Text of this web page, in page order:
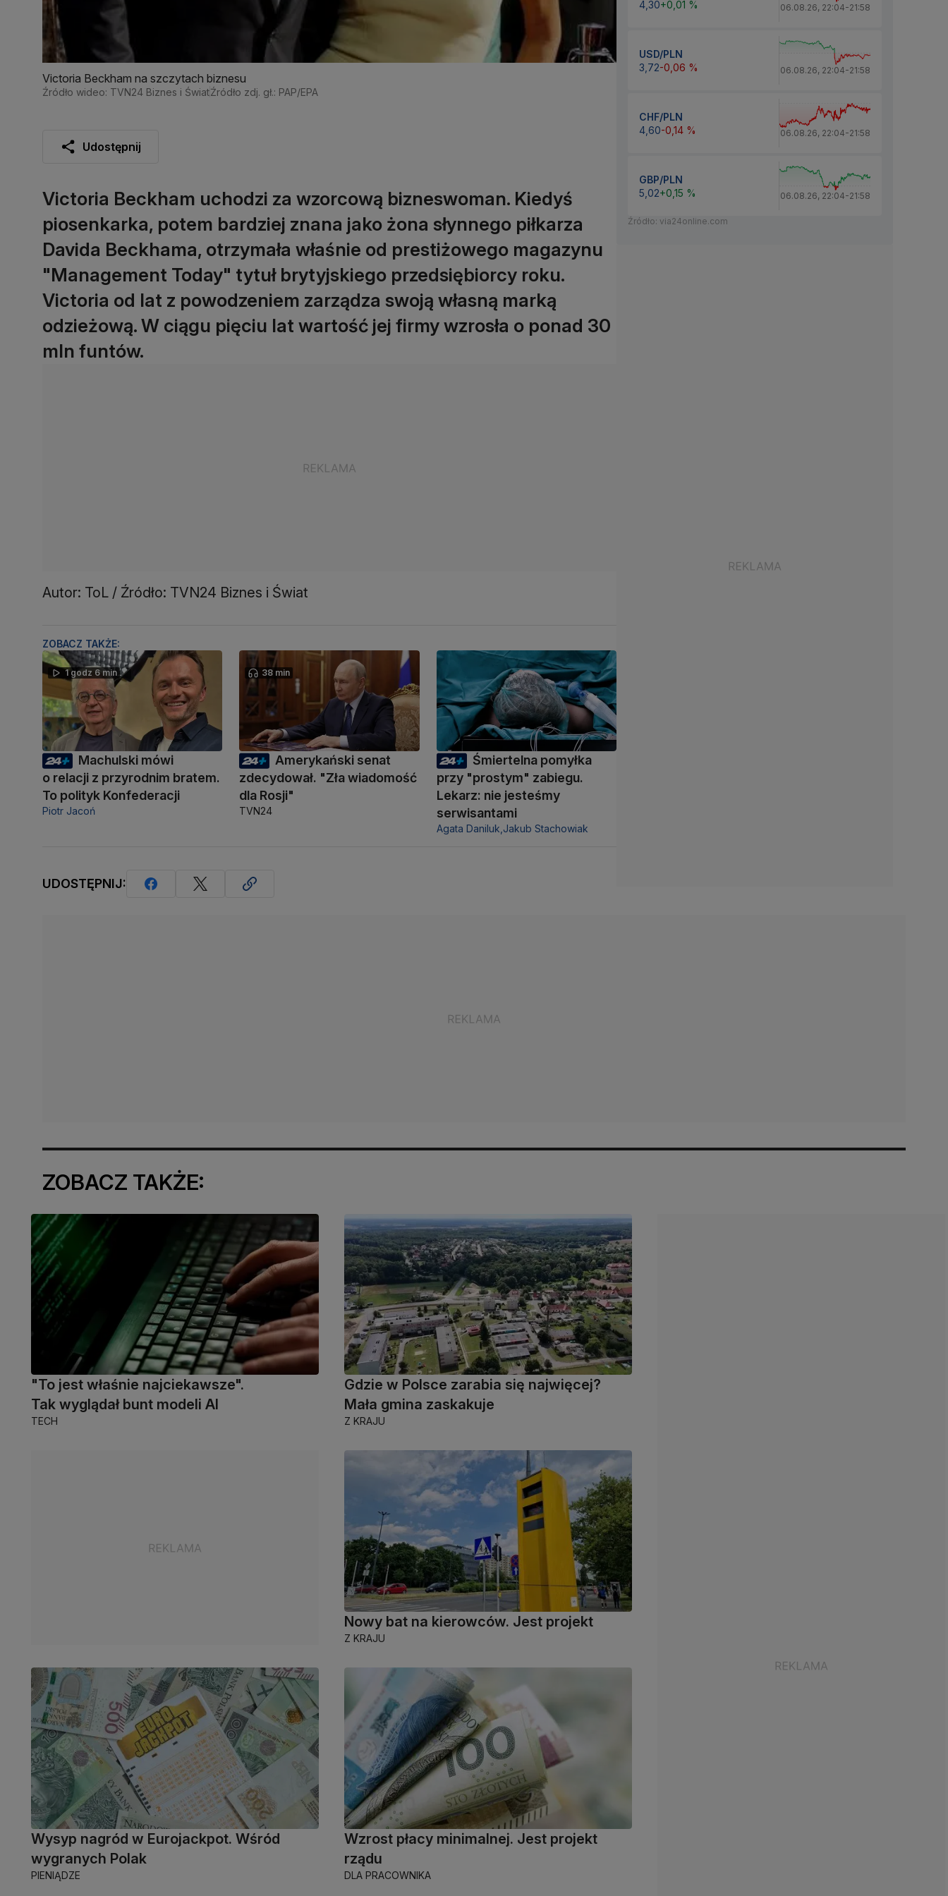
Victoria Beckham na szczytach biznesu
Źródło wideo: TVN24 Biznes i ŚwiatŹródło zdj. gł.: PAP/EPA
Udostępnij
Victoria Beckham uchodzi za wzorcową bizneswoman. Kiedyś
piosenkarka, potem bardziej znana jako żona słynnego piłkarza
Davida Beckhama, otrzymała właśnie od prestiżowego magazynu
"Management Today" tytuł brytyjskiego przedsiębiorcy roku.
Victoria od lat z powodzeniem zarządza swoją własną marką
odzieżową. W ciągu pięciu lat wartość jej firmy wzrosła o ponad 30
mln funtów.
Autor: ToL / Źródło: TVN24 Biznes i Świat
ZOBACZ TAKŻE:
1 godz 6 min
Machulski mówi
o relacji z przyrodnim bratem.
To polityk Konfederacji
Piotr Jacoń
38 min
Amerykański senat
zdecydował. "Zła wiadomość
dla Rosji"
TVN24
Śmiertelna pomyłka
przy "prostym" zabiegu.
Lekarz: nie jesteśmy
serwisantami
Agata Daniluk, Jakub Stachowiak
UDOSTĘPNIJ:
4,30+0,01 % 06.08.26, 22:04-21:58
USD/PLN
3,72-0,06 % 06.08.26, 22:04-21:58
CHF/PLN
4,60-0,14 % 06.08.26, 22:04-21:58
GBP/PLN
5,02+0,15 % 06.08.26, 22:04-21:58
Źródło: via24online.com
ZOBACZ TAKŻE:
"To jest właśnie najciekawsze".
Tak wyglądał bunt modeli AI
TECH
Gdzie w Polsce zarabia się najwięcej?
Mała gmina zaskakuje
Z KRAJU
Nowy bat na kierowców. Jest projekt
Z KRAJU
Wysyp nagród w Eurojackpot. Wśród
wygranych Polak
PIENIĄDZE
Wzrost płacy minimalnej. Jest projekt
rządu
DLA PRACOWNIKA